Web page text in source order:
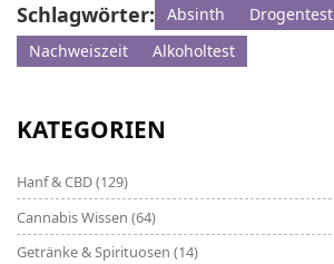
Schlagwörter: Absinth Drogentest
Nachweiszeit
Alkoholtest
KATEGORIEN
Hanf & CBD(129)
Cannabis Wissen (64)
Getränke & Spirituosen (14)